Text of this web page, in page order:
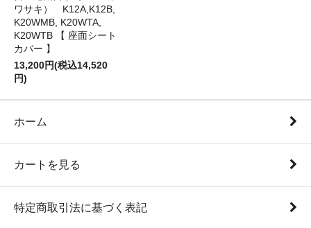
ワサキ） K12A,K12B,
K20WMB, K20WTA,
K20WTB 【 座面シート
カバー 】
13,200円(税込14,520
円)
ホーム
カートを見る
特定商取引法に基づく表記